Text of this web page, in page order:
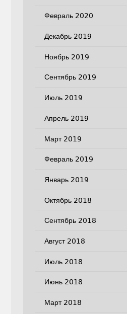
Февраль 2020
Декабрь 2019
Ноябрь 2019
Сентябрь 2019
Июль 2019
Апрель 2019
Март 2019
Февраль 2019
Январь 2019
Октябрь 2018
Сентябрь 2018
Август 2018
Июль 2018
Июнь 2018
Март 2018